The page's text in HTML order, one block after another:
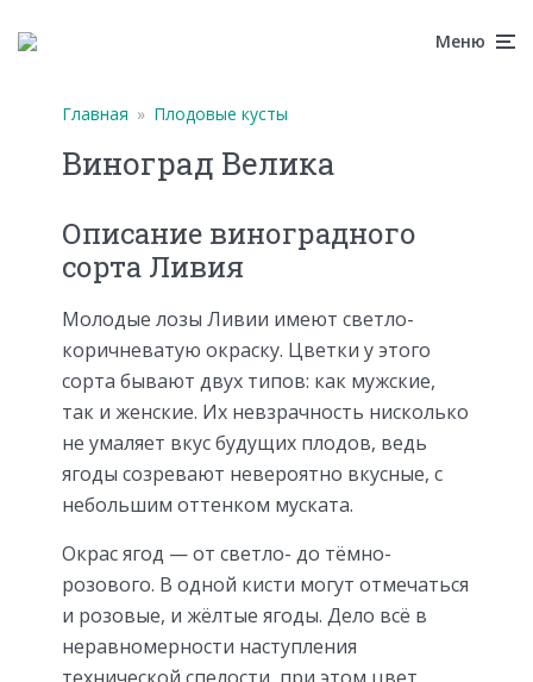
Меню
Главная » Плодовые кусты
Виноград Велика
Описание виноградного
сорта Ливия
Молодые лозы Ливии имеют светло-
коричневатую окраску. Цветки у этого
сорта бывают двух типов: как мужские,
так и женские. Их невзрачность нисколько
не умаляет вкус будущих плодов, ведь
ягоды созревают невероятно вкусные, с
небольшим оттенком муската.
Окрас ягод — от светло- до тёмно-
розового. В одной кисти могут отмечаться
и розовые, и жёлтые ягоды. Дело всё в
неравномерности наступления
технической спелости, при этом цвет